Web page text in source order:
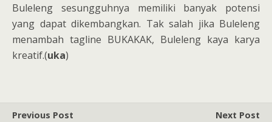
Buleleng sesungguhnya memiliki banyak potensi
yang dapat dikembangkan. Tak salah jika Buleleng
menambah tagline BUKAKAK, Buleleng kaya karya
kreatif.(uka)
Previous Post
Next Post